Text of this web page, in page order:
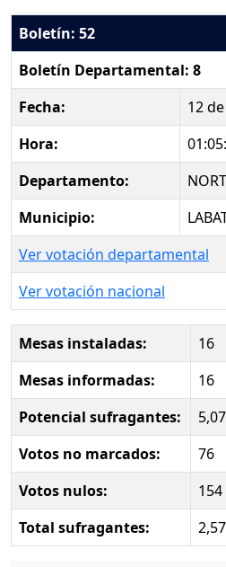
Boletín: 52
Boletín Departamental: 8
Fecha:
12
Hora:
Departamento:
Municipio:
Ver votación departamental
Ver votación nacional
Mesas instaladas:
16
Mesas informadas:
16
Potencial sufragantes:
Votos no marcados:
76
Votos nulos:
154
Total sufragantes: